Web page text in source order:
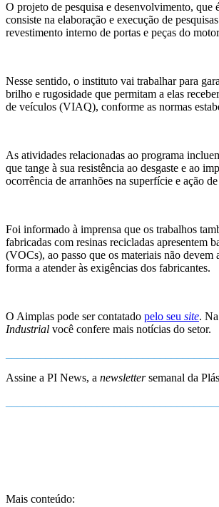
O projeto de pesquisa e desenvolvimento,
consiste na elaboração e execução de
revestimento interno de portas e peças do
Nesse sentido, o instituto vai trabalhar para
brilho e rugosidade que permitam a elas
de veículos (VIAQ), conforme as normas
As atividades relacionadas ao programa
que tange à sua resistência ao desgaste e ao
ocorrência de arranhões na superfície e ação
Foi informado à imprensa que os trabalhos
fabricadas com resinas recicladas apresentem
(VOCs), ao passo que os materiais não devem
forma a atender às exigências dos fabricantes.
O Aimplas pode ser contatado pelo seu site.
Industrial você confere mais notícias do setor.
Assine a PI News, a newslettersemanal da
Mais conteúdo: